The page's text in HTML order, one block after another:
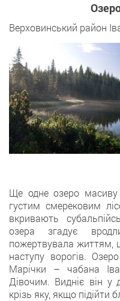
Верховинський район
Ще одне озеро масиву
густим смерековим
вкривають
озера згадує
пожертвувала життям,
наступу ворогів.
Марічки – чабана
Дівочим. Видніє він у
крізь яку, якщо